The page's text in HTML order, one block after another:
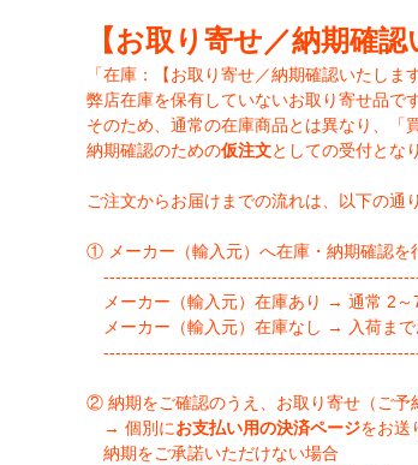
【お取り寄せ／納期確
「在庫：【お取り寄せ／納期確認いたしま
弊店在庫を保有していないお取り寄せ品です
そのため、通常の在庫商品とは異なり、「
納期確認のための仮注文としての受付とな
ご注文からお届けまでの流れは、以下の通
① メーカー（輸入元）へ在庫・納期確認を
メーカー（輸入元）在庫あり → 通常 2～
メーカー（輸入元）在庫なし → 入荷まで
② 納期をご確認のうえ、お取り寄せ（ご予
→ 個別にお支払い用の決済ページをお送
納期をご承諾いただけない場合